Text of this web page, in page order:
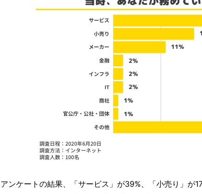
アンケートの結果、「サービス」が39%、「小売り」が